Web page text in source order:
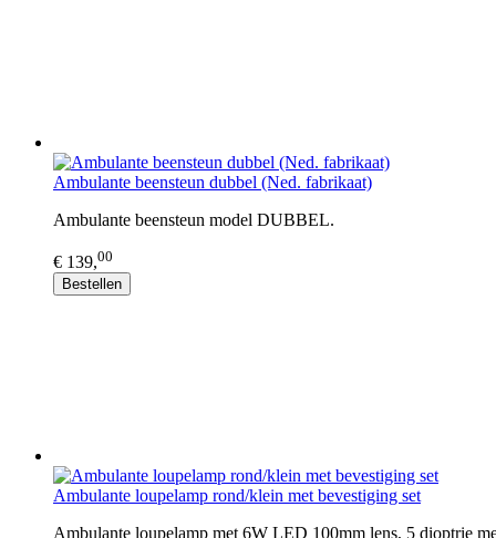
Ambulante beensteun dubbel (Ned. fabrikaat)
Ambulante beensteun model DUBBEL.
€ 139,00
Bestellen
Ambulante loupelamp rond/klein met bevestiging set
Ambulante loupelamp met 6W LED 100mm lens, 5 dioptrie